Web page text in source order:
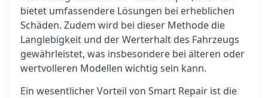
bietet umfassendere Lösungen bei erheblichen
Schäden. Zudem wird bei dieser Methode die
Langlebigkeit und der Werterhalt des Fahrzeugs
gewährleistet, was insbesondere bei älteren oder
wertvolleren Modellen wichtig sein kann.
Ein wesentlicher Vorteil von Smart Repair ist die